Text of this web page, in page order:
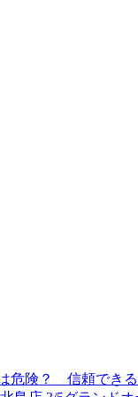
危険？ 信頼でき